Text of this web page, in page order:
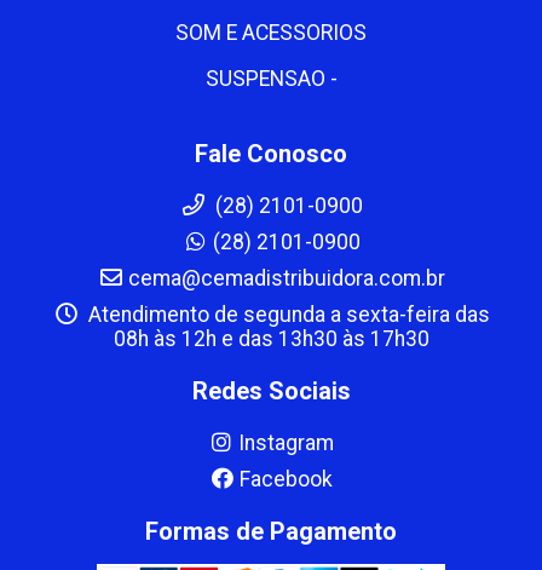
SOM E ACESSORIOS
SUSPENSAO -
Fale Conosco
(28) 2101-0900
(28) 2101-0900
cema@cemadistribuidora.com.br
Atendimento de segunda a sexta-feira das
08h às 12h e das 13h30 às 17h30
Redes Sociais
Instagram
Facebook
Formas de Pagamento